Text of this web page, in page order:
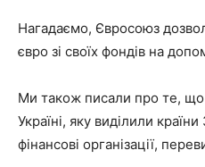
Нагадаємо, Євросоюз
євро зі своїх фондів на
Ми також писали про те,
Україні, яку виділили
фінансові організації,